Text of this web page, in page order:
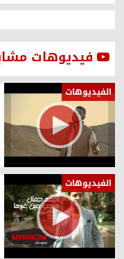
فيديوهات
الفيديوهات
الفيديوهات